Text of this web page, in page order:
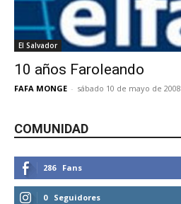
El Salvador
10 años Faroleando
FAFA MONGE - sábado 10 de mayo de 2008
COMUNIDAD
286 Fans
0 Seguidores